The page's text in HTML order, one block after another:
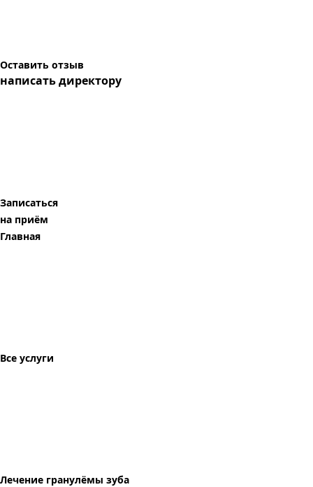
Оставить отзыв
написать директору
Записаться
на приём
Главная
Все услуги
Лечение гранулёмы зуба